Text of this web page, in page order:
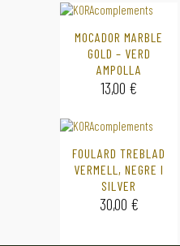
MOCADOR MARBLE
GOLD – VERD
AMPOLLA
13,00 €
FOULARD TREBLAD
VERMELL, NEGRE I
SILVER
30,00 €